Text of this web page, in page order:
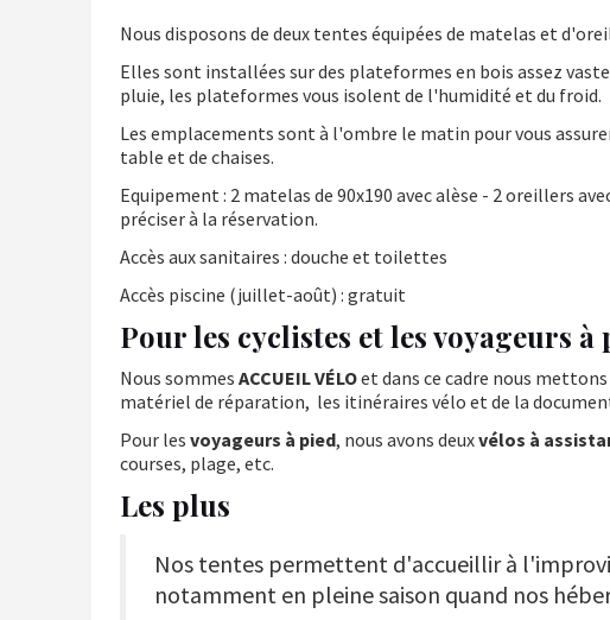
Nous disposons de deux tentes équipées de matelas et
Elles sont installées sur des plateformes en bois assez
pluie, les plateformes vous isolent de l'humidité et du froid.
Les emplacements sont à l'ombre le matin pour vous
table et de chaises.
Equipement : 2 matelas de 90x190 avec alèse - 2 oreillers
préciser à la réservation.
Accès aux sanitaires : douche et toilettes
Accès piscine (juillet-août) : gratuit
Pour les cyclistes et les voyageurs à
Nous sommes ACCUEIL VÉLOet dans ce cadre nous
matériel de réparation, les itinéraires vélo et de la
Pour les voyageurs à pied, nous avons deuxvélos à
courses, plage, etc.
Les plus
Nos tentes permettent d'accueillir à
notamment en pleine saison quand nos